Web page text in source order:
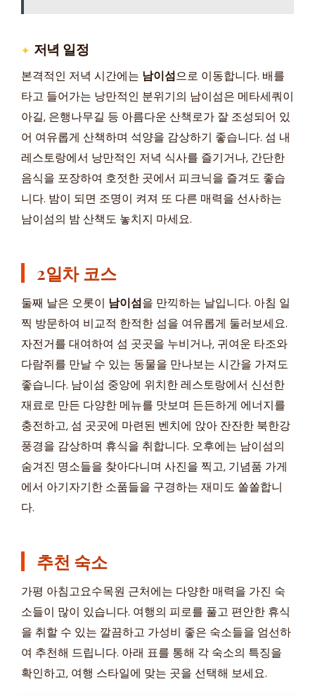
저녁 일정
본격적인 저녁 시간에는 남이섬으로 이동합니다. 배를
타고 들어가는 낭만적인 분위기의 남이섬은 메타세쿼이
아길, 은행나무길 등 아름다운 산책로가 잘 조성되어 있
어 여유롭게 산책하며 석양을 감상하기 좋습니다. 섬 내
레스토랑에서 낭만적인 저녁 식사를 즐기거나, 간단한
음식을 포장하여 호젓한 곳에서 피크닉을 즐겨도 좋습
니다. 밤이 되면 조명이 켜져 또 다른 매력을 선사하는
남이섬의 밤 산책도 놓치지 마세요.
2일차 코스
둘째 날은 오롯이 남이섬을 만끽하는 날입니다. 아침 일
찍 방문하여 비교적 한적한 섬을 여유롭게 둘러보세요.
자전거를 대여하여 섬 곳곳을 누비거나, 귀여운 타조와
다람쥐를 만날 수 있는 동물을 만나보는 시간을 가져도
좋습니다. 남이섬 중앙에 위치한 레스토랑에서 신선한
재료로 만든 다양한 메뉴를 맛보며 든든하게 에너지를
충전하고, 섬 곳곳에 마련된 벤치에 앉아 잔잔한 북한강
풍경을 감상하며 휴식을 취합니다. 오후에는 남이섬의
숨겨진 명소들을 찾아다니며 사진을 찍고, 기념품 가게
에서 아기자기한 소품들을 구경하는 재미도 쏠쏠합니
다.
추천 숙소
가평 아침고요수목원 근처에는 다양한 매력을 가진 숙
소들이 많이 있습니다. 여행의 피로를 풀고 편안한 휴식
을 취할 수 있는 깔끔하고 가성비 좋은 숙소들을 엄선하
여 추천해 드립니다. 아래 표를 통해 각 숙소의 특징을
확인하고, 여행 스타일에 맞는 곳을 선택해 보세요.